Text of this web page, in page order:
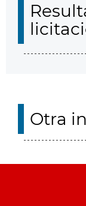
Otra